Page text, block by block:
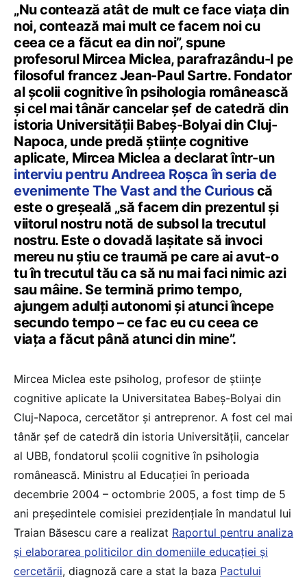
„Nu contează atât de mult ce face viața din
noi, contează mai mult ce facem noi cu
ceea ce a făcut ea din noi”, spune
profesorul Mircea Miclea, parafrazându-l pe
filosoful francez Jean-Paul Sartre. Fondator
al școlii cognitive în psihologia românească
și cel mai tânăr cancelar șef de catedră din
istoria Universității Babeș-Bolyai din Cluj-
Napoca, unde predă științe cognitive
aplicate, Mircea Miclea a declarat într-un
interviu pentru Andreea Roșca în seria de
evenimente The Vast and the Curiouscă
este o greșeală „să facem din prezentul și
viitorul nostru notă de subsol la trecutul
nostru. Este o dovadă lașitate să invoci
mereu nu știu ce traumă pe care ai avut-o
tu în trecutul tău ca să nu mai faci nimic azi
sau mâine. Se termină primo tempo,
ajungem adulți autonomi și atunci începe
secundo tempo – ce fac eu cu ceea ce
viața a făcut până atunci din mine”.
Mircea Miclea este psiholog, profesor de științe
cognitive aplicate la Universitatea Babeș-Bolyai din
Cluj-Napoca, cercetător și antreprenor. A fost cel mai
tânăr șef de catedră din istoria Universității, cancelar
al UBB, fondatorul școlii cognitive în psihologia
românească. Ministru al Educației în perioada
decembrie 2004 – octombrie 2005, a fost timp de 5
ani președintele comisiei prezidențiale în mandatul lui
Traian Băsescu care a realizat Raportul pentru analiza
şi elaborarea politicilor din domeniile educaţiei şi
cercetării, diagnoză care a stat la baza Pactului